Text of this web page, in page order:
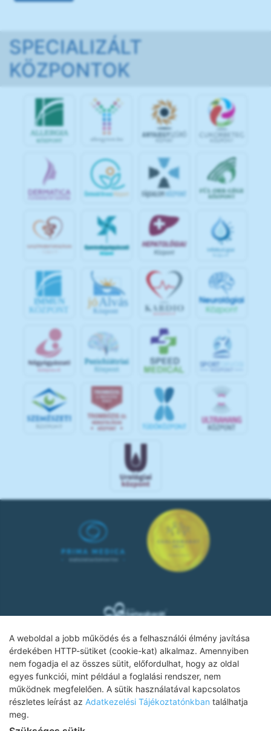
A weboldal a jobb működés és a felhasználói élmény javítása
érdekében HTTP-sütiket (cookie-kat) alkalmaz. Amennyiben
nem fogadja el az összes sütit, előfordulhat, hogy az oldal
egyes funkciói, mint például a foglalási rendszer, nem
működnek megfelelően. A sütik használatával kapcsolatos
részletes leírást az Adatkezelési Tájékoztatónkban találhatja
meg.
SPECIALIZÁLT
KÖZPONTOK
IMMUN
KÖZPONT
jó Alvás
Központ
SPOR
Adatkezelési tájékoztató
Impresszum